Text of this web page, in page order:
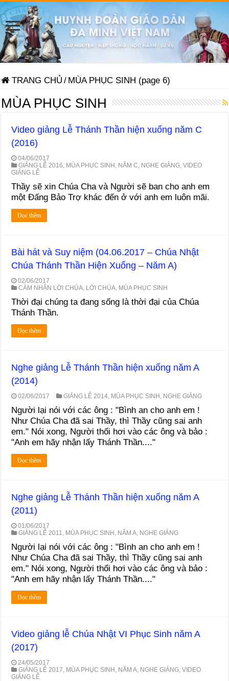
TRANG CHỦ / MÙA PHỤC SINH (page 6)
MÙA PHỤC SINH
Video giảng Lễ Thánh Thần hiện xuống năm C
(2016)
04/06/2017
GIẢNG LỄ 2016 MÙA PHỤC SINH NĂM C NGHE GIẢNG ,VIDEO
GIẢNG LỄ
Thầy sẽ xin Chúa Cha và Người sẽ ban cho anh em
một Đấng Bảo Trợ khác đến ở với anh em luôn mãi.
Đọc thêm
Bài hát và Suy niệm (04.06.2017 – Chúa Nhật
Chúa Thánh Thần Hiện Xuống – Năm A)
02/06/2017
CẢM NHẬN LỜI CHÚA LỜI CHÚA MÙA PHỤC SINH
Thời đại chúng ta đang sống là thời đại của Chúa
Thánh Thần.
Đọc thêm
Nghe giảng Lễ Thánh Thần hiện xuống năm A
(2014)
02/06/2017 GIẢNG LỄ 2014 MÙA PHỤC SINH NGHE GIẢNG
Người lại nói với các ông : "Bình an cho anh em !
Như Chúa Cha đã sai Thầy, thì Thầy cũng sai anh
em." Nói xong, Người thổi hơi vào các ông và bảo :
"Anh em hãy nhận lấy Thánh Thần...."
Đọc thêm
Nghe giảng Lễ Thánh Thần hiện xuống năm A
(2011)
01/06/2017
GIẢNG LỄ 2011
MÙA PHỤC SINH NĂM A NGHE GIẢNG
Người lại nói với các ông : "Bình an cho anh em !
Như Chúa Cha đã sai Thầy, thì Thầy cũng sai anh
em." Nói xong, Người thổi hơi vào các ông và bảo :
"Anh em hãy nhận lấy Thánh Thần...."
Đọc thêm
Video giảng lễ Chúa Nhật VI Phục Sinh năm A
(2017)
24/05/2017
GIẢNG LỄ 2017 MÙA PHỤC SINH NĂM A NGHE GIẢNG ,VIDEO
GIẢNG LỄ